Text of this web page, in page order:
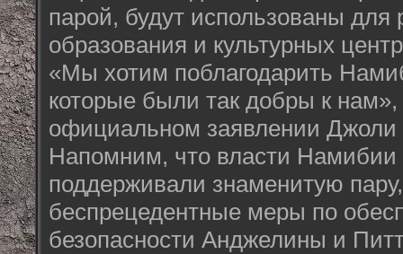
парой, будут использованы для
образования и культурных
«Мы хотим поблагодарить
которые были так добры к нам»,
официальном заявлении Джоли
Напомним, что власти Намибии
поддерживали знаменитую
беспрецедентные меры по
безопасности Анджелины и